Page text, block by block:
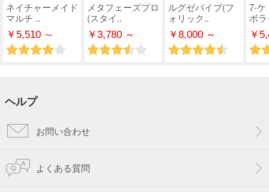
ネイチャーメイド
マルチ ..
￥5,510 ～
メタフェーズプロ
(スタイ..
￥3,780 ～
ルグゼバイブ(フ
ォリック..
￥8,000 ～
7-ケ
ボ
￥
ヘルプ
お問い合わせ
よくある質問